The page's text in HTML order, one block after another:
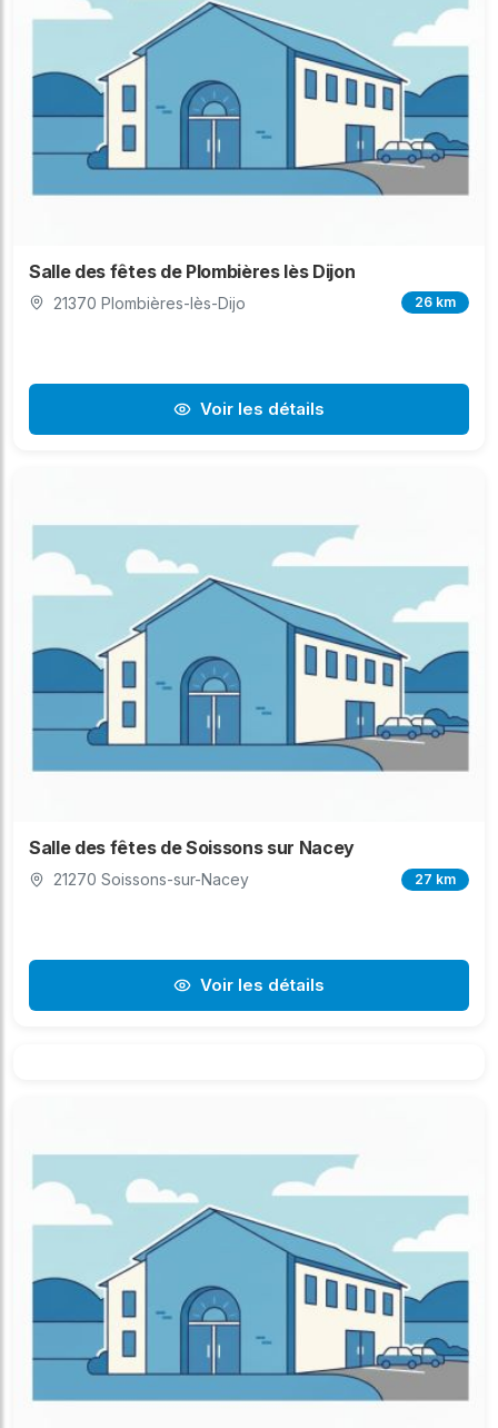
Salle des fêtes de Plombières lès Dijon
21370 Plombières-lès-Dijo 26 km
Voir les détails
Salle des fêtes de Soissons sur Nacey
21270 Soissons-sur-Nacey 27 km
Voir les détails